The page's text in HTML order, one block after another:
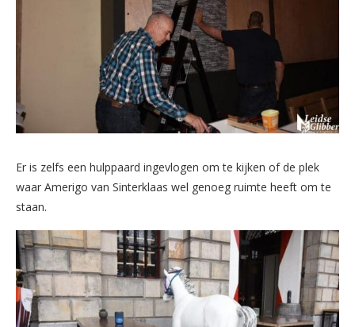
Er is zelfs een hulppaard ingevlogen om te kijken of de plek
waar Amerigo van Sinterklaas wel genoeg ruimte heeft om te
staan.